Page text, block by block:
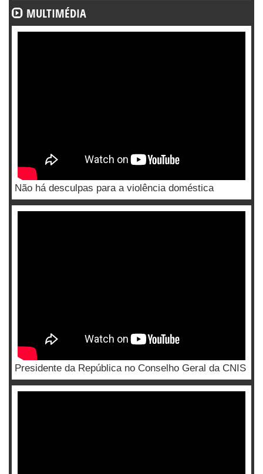
MULTIMÉDIA
Não há desculpas para a violência doméstica
Presidente da República no Conselho Geral da CNIS